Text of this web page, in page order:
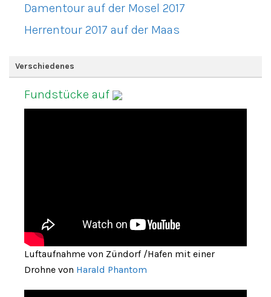
Damentour auf der Mosel 2017
Herrentour 2017 auf der Maas
Verschiedenes
Fundstücke auf
Luftaufnahme von Zündorf /Hafen mit einer
Drohne von Harald Phantom